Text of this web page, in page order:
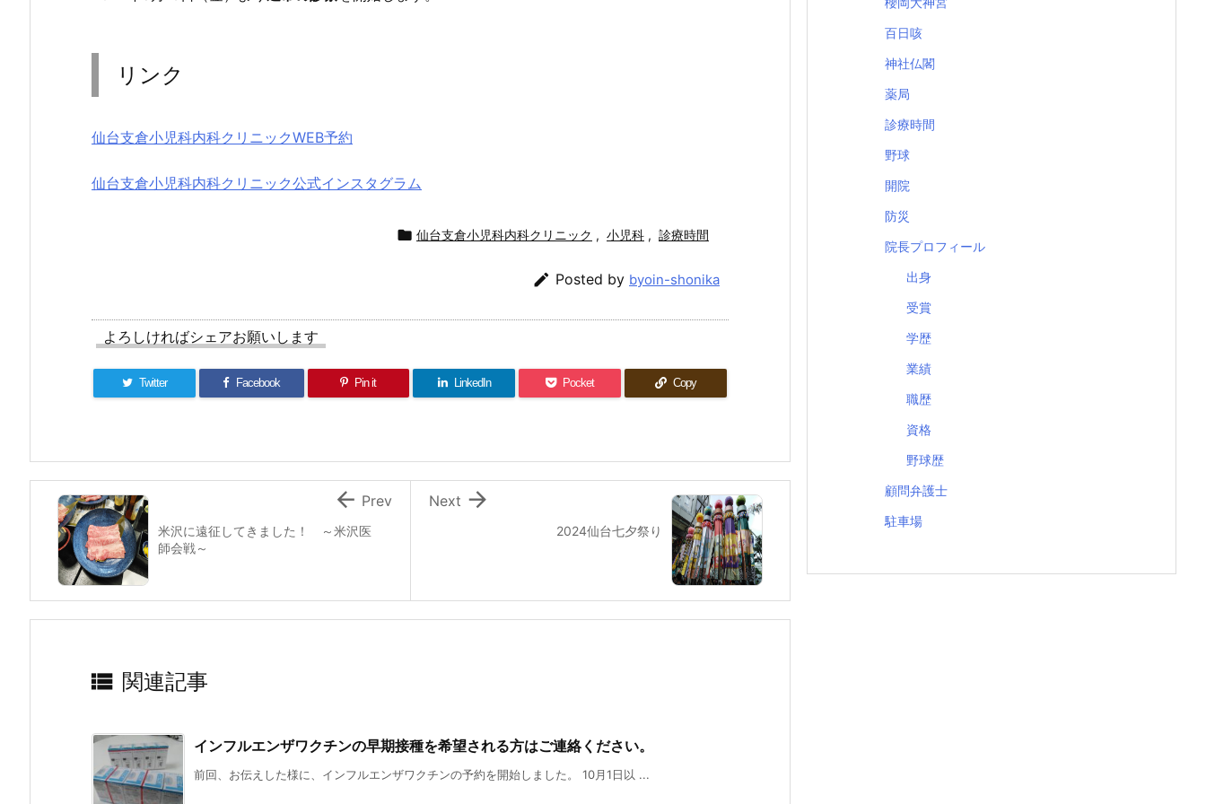
リンク
仙台支倉小児科内科クリニックWEB予約
仙台支倉小児科内科クリニック公式インスタグラム
 仙台支倉小児科内科クリニック , 小児科 , 診療時間
 Posted by byoin-shonika
よろしければシェアお願いします
Twitter Facebook Pin it LinkedIn Pocket Copy
2024仙台七夕祭り

Next
米沢に遠征してきました！ ～米沢医
師会戦～
 Prev
 関連記事
インフルエンザワクチンの早期接種を希望される方はご連絡ください。
前回、お伝えした様に、インフルエンザワクチンの予約を開始しました。 10月1日以 ...
百日咳
神社仏閣
薬局
診療時間
野球
開院
防災
院長プロフィール
出身
受賞
学歴
業績
職歴
資格
野球歴
顧問弁護士
駐車場